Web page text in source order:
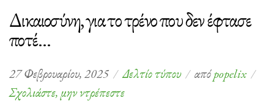
Δικαιοσύνη, για το τρένο που δεν έφτασε
ποτέ…
27 Φεβρουαρίου, 2025 Δελτίο τύπου απόpopelix
Σχολιάστε, μην ντρέπεστεστο